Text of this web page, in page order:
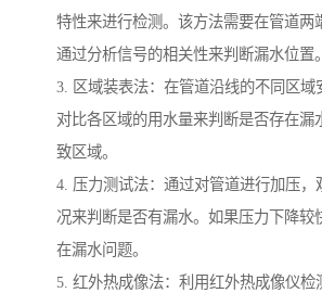
特性来进行检测。该方法需要在管道两
通过分析信号的相关性来判断漏水位置。
3. 区域装表法：在管道沿线的不同区域
对比各区域的用水量来判断是否存在漏
致区域。
4. 压力测试法：通过对管道进行加压，
况来判断是否有漏水。如果压力下降较
在漏水问题。
5. 红外热成像法：利用红外热成像仪检